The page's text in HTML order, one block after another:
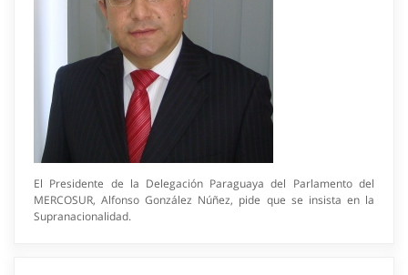
El Presidente de la Delegación Paraguaya del Parlamento del
MERCOSUR, Alfonso González Núñez, pide que se insista en la
Supranacionalidad.